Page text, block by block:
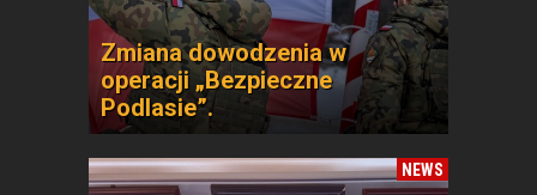
Zmiana dowodzenia w
operacji „Bezpieczne
Podlasie”.
NEWS